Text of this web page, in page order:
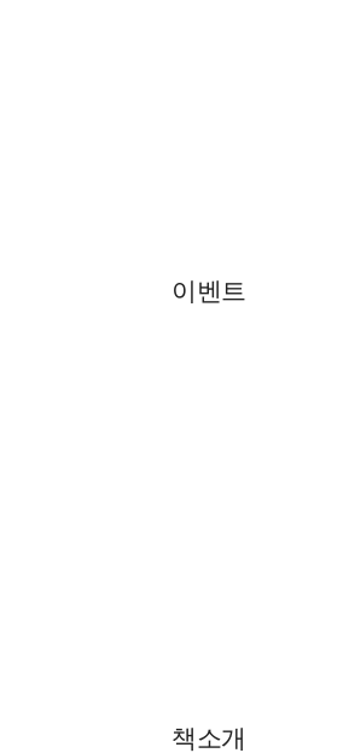
이벤트
책소개